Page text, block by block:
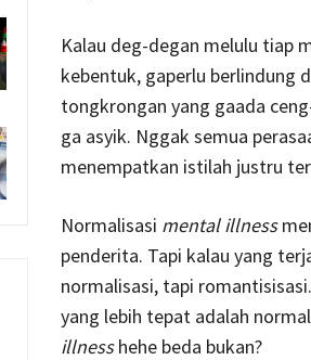
Kalau deg-degan melulu tiap
kebentuk, gaperlu berlindung
tongkrongan yang gaada
ga asyik. Nggak semua
menempatkan istilah justru
Normalisasi mental illness
penderita. Tapi kalau yang
normalisasi, tapi
yang lebih tepat adalah
illnesshehe beda bukan?